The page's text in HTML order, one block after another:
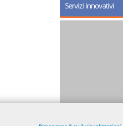
Servizi innovativi